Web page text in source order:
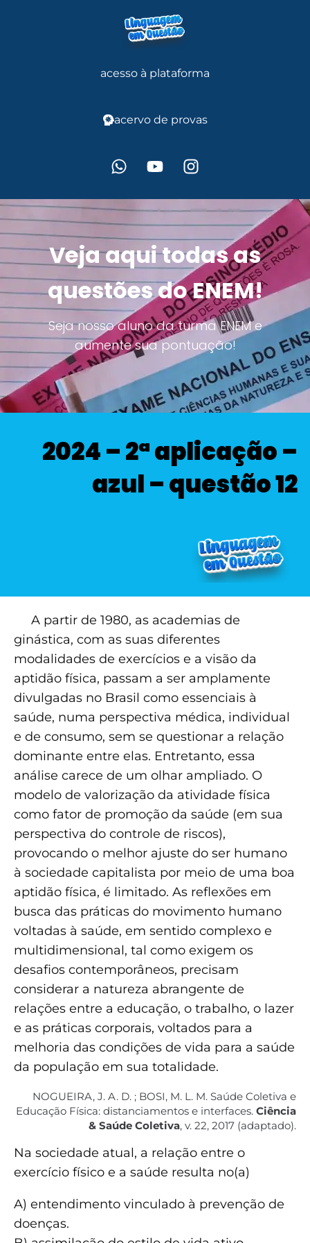
acesso à plataforma
acervo de provas
Veja aqui todas as
questões do ENEM!
Seja nosso aluno da turma ENEM e
aumente sua pontuação!
2024 – 2ª aplicação –
azul – questão 12
A partir de 1980, as academias de
ginástica, com as suas diferentes
modalidades de exercícios e a visão da
aptidão física, passam a ser amplamente
divulgadas no Brasil como essenciais à
saúde, numa perspectiva médica, individual
e de consumo, sem se questionar a relação
dominante entre elas. Entretanto, essa
análise carece de um olhar ampliado. O
modelo de valorização da atividade física
como fator de promoção da saúde (em sua
perspectiva do controle de riscos),
provocando o melhor ajuste do ser humano
à sociedade capitalista por meio de uma boa
aptidão física, é limitado. As reflexões em
busca das práticas do movimento humano
voltadas à saúde, em sentido complexo e
multidimensional, tal como exigem os
desafios contemporâneos, precisam
considerar a natureza abrangente de
relações entre a educação, o trabalho, o lazer
e as práticas corporais, voltados para a
melhoria das condições de vida para a saúde
da população em sua totalidade.
NOGUEIRA, J. A. D. ; BOSI, M. L. M. Saúde Coletiva e
Educação Física: distanciamentos e interfaces. Ciência
& Saúde Coletiva, v. 22, 2017 (adaptado).
Na sociedade atual, a relação entre o
exercício físico e a saúde resulta no(a)
A) entendimento vinculado à prevenção de
doenças.